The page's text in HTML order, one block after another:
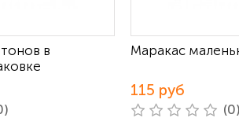
в
Маракас
115 руб